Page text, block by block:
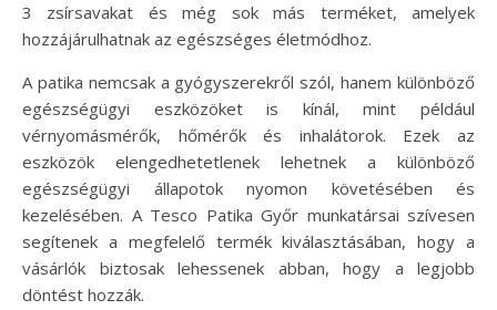
3 zsírsavakat és még sok más terméket, amelyek
hozzájárulhatnak az egészséges életmódhoz.
A patika nemcsak a gyógyszerekről szól, hanem különböző
egészségügyi eszközöket is kínál, mint például
vérnyomásmérők, hőmérők és inhalátorok. Ezek az
eszközök elengedhetetlenek lehetnek a különböző
egészségügyi állapotok nyomon követésében és
kezelésében. A Tesco Patika Győr munkatársai szívesen
segítenek a megfelelő termék kiválasztásában, hogy a
vásárlók biztosak lehessenek abban, hogy a legjobb
döntést hozzák.